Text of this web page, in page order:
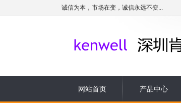
诚信为本，市场在变，诚信永远不变...
网站首页 产品中心